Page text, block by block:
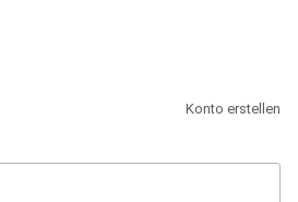
Konto erstellen